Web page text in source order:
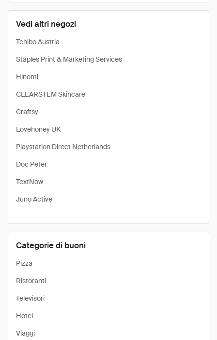
Vedi altri negozi
Tchibo Austria
Staples Print & Marketing Services
Hinomi
CLEARSTEM Skincare
Craftsy
Lovehoney UK
Playstation Direct Netherlands
Doc Peter
TextNow
Juno Active
Categorie di buoni
Pizza
Ristoranti
Televisori
Hotel
Viaggi